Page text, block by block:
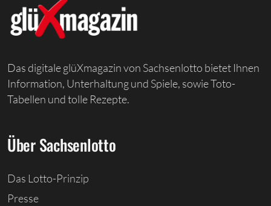
Das digitale glüXmagazin von Sachsenlotto bietet Ihnen
Information, Unterhaltung und Spiele, sowie Toto-
Tabellen und tolle Rezepte.
Über Sachsenlotto
Das Lotto-Prinzip
Presse